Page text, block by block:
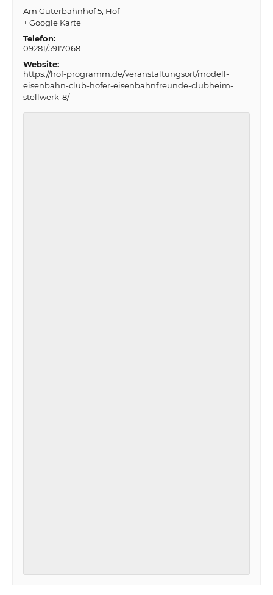
Am Güterbahnhof 5 Hof
+ Google Karte
Telefon:
09281/5917068
Website:
https://hof-programm.de/veranstaltungsort/modell-
eisenbahn-club-hofer-eisenbahnfreunde-clubheim-
stellwerk-8/